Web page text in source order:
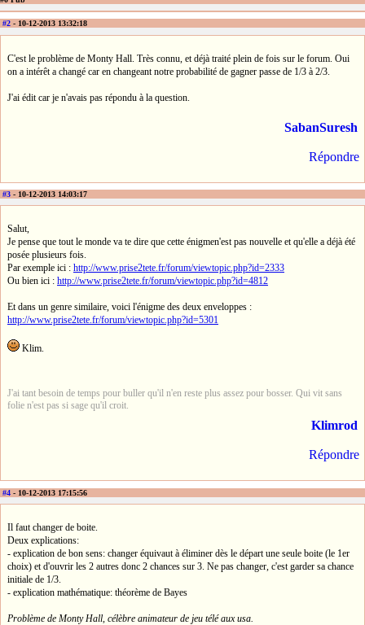
#2 - 10-12-2013 13:32:18
C'est le problème de Monty Hall. Très connu, et déjà traité plein de fois sur le forum. Oui
on a intérêt a changé car en changeant notre probabilité de gagner passe de 1/3 à 2/3.
J'ai édit car je n'avais pas répondu à la question.
SabanSuresh
Répondre
#3 - 10-12-2013 14:03:17
Salut,
Je pense que tout le monde va te dire que cette énigmen'est pas nouvelle et qu'elle a déjà été
posée plusieurs fois.
Par exemple ici : http://www.prise2tete.fr/forum/viewtopic.php?id=2333
Ou bien ici : http://www.prise2tete.fr/forum/viewtopic.php?id=4812
Et dans un genre similaire, voici l'énigme des deux enveloppes :
http://www.prise2tete.fr/forum/viewtopic.php?id=5301
Klim.
J'ai tant besoin de temps pour buller qu'il n'en reste plus assez pour bosser. Qui vit sans
folie n'est pas si sage qu'il croit.
Klimrod
Répondre
#4 - 10-12-2013 17:15:56
Il faut changer de boite.
Deux explications:
- explication de bon sens: changer équivaut à éliminer dès le départ une seule boite (le 1er
choix) et d'ouvrir les 2 autres donc 2 chances sur 3. Ne pas changer, c'est garder sa chance
initiale de 1/3.
- explication mathématique: théorème de Bayes
Problème de Monty Hall, célèbre animateur de jeu télé aux usa.